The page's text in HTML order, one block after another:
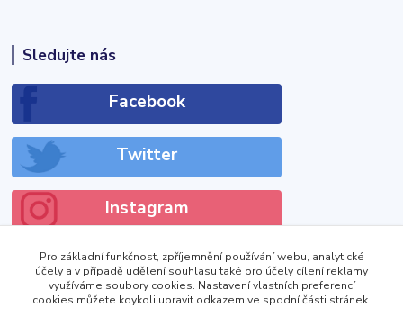
Sledujte nás
Facebook
Twitter
Instagram
Pro základní funkčnost, zpříjemnění používání webu, analytické
účely a v případě udělení souhlasu také pro účely cílení reklamy
využíváme soubory cookies. Nastavení vlastních preferencí
cookies můžete kdykoli upravit odkazem ve spodní části stránek.